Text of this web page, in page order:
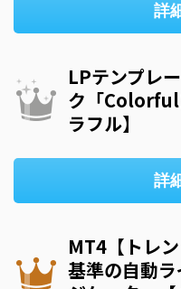
詳
LPテンプレ
ク「
ラフル】
詳
MT4【トレ
基準の自動